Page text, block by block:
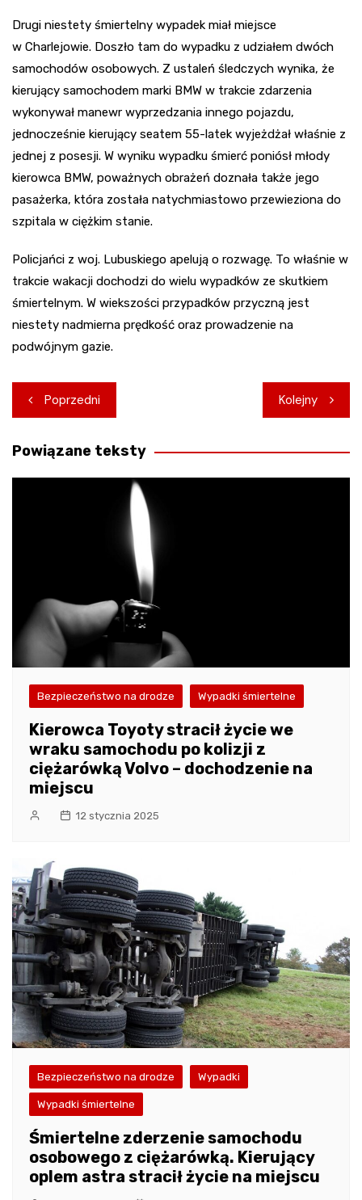
Drugi niestety śmiertelny wypadek miał miejsce
w Charlejowie. Doszło tam do wypadku z udziałem dwóch
samochodów osobowych. Z ustaleń śledczych wynika, że
kierujący samochodem marki BMW w trakcie zdarzenia
wykonywał manewr wyprzedzania innego pojazdu,
jednocześnie kierujący seatem 55-latek wyjeżdżał właśnie z
jednej z posesji. W wyniku wypadku śmierć poniósł młody
kierowca BMW, poważnych obrażeń doznała także jego
pasażerka, która została natychmiastowo przewieziona do
szpitala w ciężkim stanie.
Policjańci z woj. Lubuskiego apelują o rozwagę. To właśnie w
trakcie wakacji dochodzi do wielu wypadków ze skutkiem
śmiertelnym. W wiekszości przypadków przyczną jest
niestety nadmierna prędkość oraz prowadzenie na
podwójnym gazie.
Nawigacja
wpisu
Poprzedni Kolejny
Powiązane teksty
Bezpieczeństwo na drodze Wypadki śmiertelne
Kierowca Toyoty stracił życie we
wraku samochodu po kolizji z
ciężarówką Volvo – dochodzenie na
miejscu
12 stycznia 2025
Bezpieczeństwo na drodze Wypadki
Wypadki śmiertelne
Śmiertelne zderzenie samochodu
osobowego z ciężarówką. Kierujący
oplem astra stracił życie na miejscu